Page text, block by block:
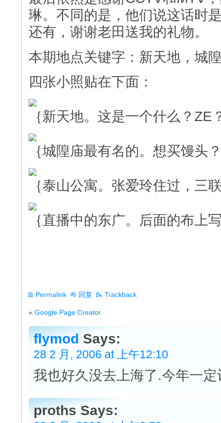
琳。不同的是，他们说这话时
还有，谢谢老田送我的礼物。
本期地点关键字：新天地，城
四张小照贴在下面：
｛新天地。这是一个什么？ZE
｛城隍庙最有名的。想买馒头
｛泰山公寓。张爱玲住过，三
｛直播中的东广。后面的布上
Permalink 回复 Trackback
« Google Page Creator
flymod Says:
28 2 月, 2006 at 上午12:10
我也好久没去上海了.今年一
proths Says: